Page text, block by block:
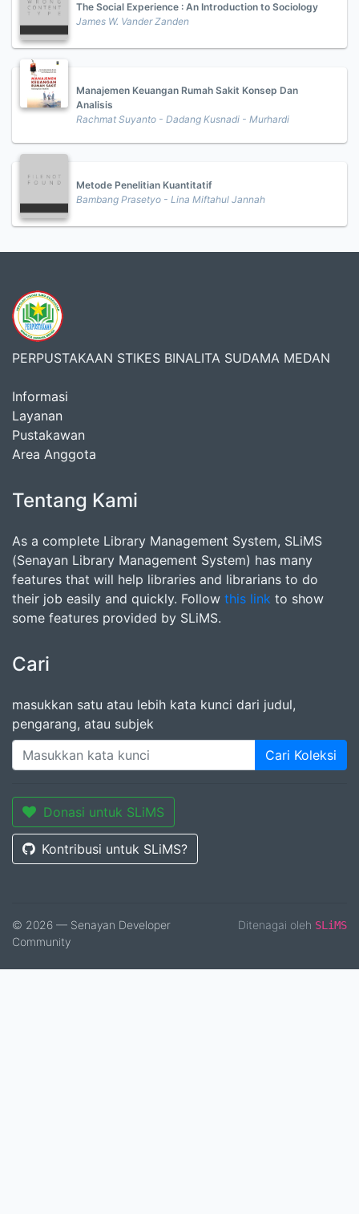
The Social Experience : An Introduction to Sociology
James W. Vander Zanden
Manajemen Keuangan Rumah Sakit Konsep Dan
Analisis
Rachmat Suyanto - Dadang Kusnadi - Murhardi
Metode Penelitian Kuantitatif
Bambang Prasetyo - Lina Miftahul Jannah
PERPUSTAKAAN STIKES BINALITA SUDAMA MEDAN
Informasi
Layanan
Pustakawan
Area Anggota
Tentang Kami
As a complete Library Management System, SLiMS
(Senayan Library Management System) has many
features that will help libraries and librarians to do
their job easily and quickly. Follow this link to show
some features provided by SLiMS.
Cari
masukkan satu atau lebih kata kunci dari judul,
pengarang, atau subjek
Cari Koleksi
Donasi untuk SLiMS
Kontribusi untuk SLiMS?
© 2026 — Senayan Developer
Community
Ditenagai oleh SLiMS